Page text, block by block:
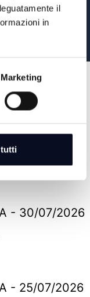
il
in
Marketing
- 05/08/2026
- 30/07/2026
- 25/07/2026